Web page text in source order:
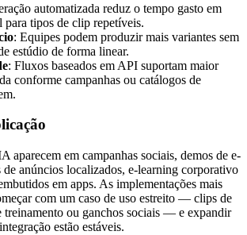
automatizada reduz o tempo gasto em
para tipos de clip repetíveis.
: Equipes podem produzir mais variantes sem
estúdio de forma linear.
: Fluxos baseados em API suportam maior
conforme campanhas ou catálogos de
aparecem em campanhas sociais, demos de e-
de anúncios localizados, e-learning corporativo
em apps. As implementações mais
com um caso de uso estreito — clips de
treinamento ou ganchos sociais — e expandir
estão estáveis.